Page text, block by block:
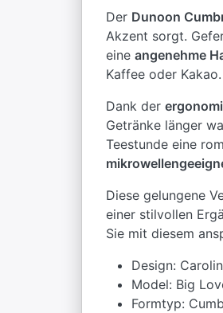
Der Dunoon
Akzent sorgt.
eine angenehme
Kaffee oder Kakao.
Dank der
Getränke länger
Teestunde eine
Diese gelungene
einer stilvollen
Sie mit diesem
Design:
Model: Big
Formtyp: